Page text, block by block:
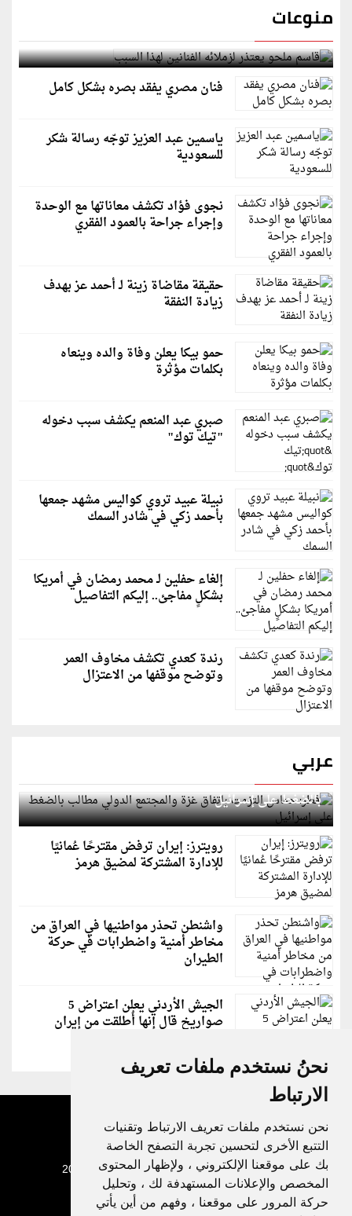
نحنُ نستخدم ملفات تعريف
الارتباط
نحن نستخدم ملفات تعريف الارتباط وتقنيات
التتبع الأخرى لتحسين تجربة التصفح الخاصة
بك على موقعنا الإلكتروني ، ولإظهار المحتوى
المخصص والإعلانات المستهدفة لك ، وتحليل
حركة المرور على موقعنا ، وفهم من أين يأتي
منوعات
قاسم ملحو يعتذر لزملائه الفنانين لهذا السبب
فنان مصري يفقد بصره بشكل كامل
ياسمين عبد العزيز توجّه رسالة شكر
للسعودية
نجوى فؤاد تكشف معاناتها مع الوحدة
وإجراء جراحة بالعمود الفقري
حقيقة مقاضاة زينة لـ أحمد عز بهدف
زيادة النفقة
حمو بيكا يعلن وفاة والده وينعاه
بكلمات مؤثرة
صبري عبد المنعم يكشف سبب دخوله
"تيك توك"
نبيلة عبيد تروي كواليس مشهد جمعها
بأحمد زكي في شادر السمك
إلغاء حفلين لـ محمد رمضان في أمريكا
بشكلٍ مفاجئ.. إليكم التفاصيل
رندة كعدي تكشف مخاوف العمر
وتوضح موقفها من الاعتزال
عربي
قطر: حماس التزمت باتفاق غزة والمجتمع الدولي مطالب
بالضغط على إسرائيل
رويترز: إيران ترفض مقترحًا عُمانيًا
للإدارة المشتركة لمضيق هرمز
واشنطن تحذر مواطنيها في العراق من
مخاطر أمنية واضطرابات في حركة
الطيران
الجيش الأردني يعلن اعتراض 5
صواريخ قال إنها أُطلقت من إيران
جميع الحقوق محفوظة لدنيا الوطن © 2003 - 2022